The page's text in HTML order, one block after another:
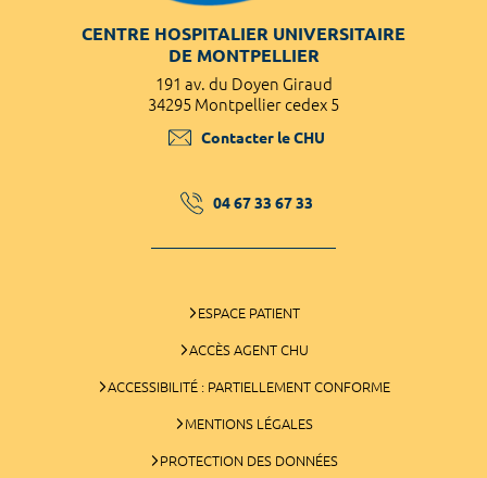
CENTRE HOSPITALIER UNIVERSITAIRE
DE MONTPELLIER
191 av. du Doyen Giraud
34295 Montpellier cedex 5
Contacter le CHU
04 67 33 67 33
ESPACE PATIENT
ACCÈS AGENT CHU
ACCESSIBILITÉ : PARTIELLEMENT CONFORME
MENTIONS LÉGALES
PROTECTION DES DONNÉES